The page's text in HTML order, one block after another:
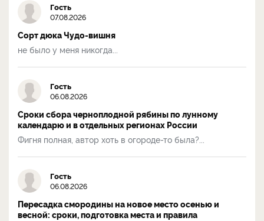
Гость
07.08.2026
Сорт дюка Чудо-вишня
не было у меня никогда...
Гость
06.08.2026
Сроки сбора черноплодной рябины по лунному
календарю и в отдельных регионах России
Фигня полная, автор хоть в огороде-то была?...
Гость
06.08.2026
Пересадка смородины на новое место осенью и
весной: сроки, подготовка места и правила